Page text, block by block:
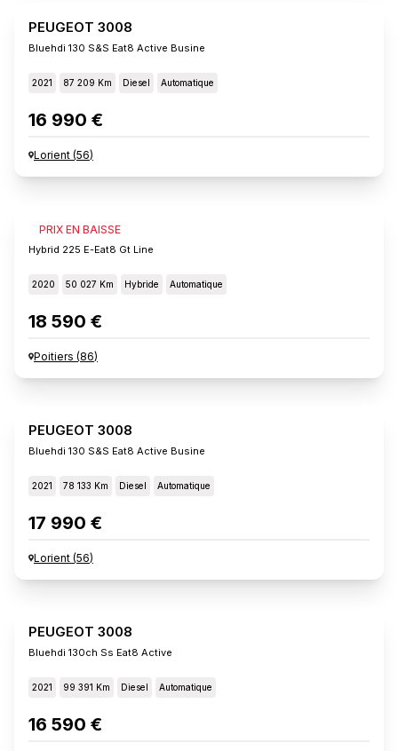
PEUGEOT 3008
Bluehdi 130 S&s Eat8 Active Busine
2021 87 209 Km Diesel Automatique
16 990 €
Lorient (56)
PRIX EN BAISSE
PEUGEOT 3008
Hybrid 225 E-Eat8 Gt Line
2020 50 027 Km Hybride Automatique
18 590 €
Poitiers (86)
PEUGEOT 3008
Bluehdi 130 S&s Eat8 Active Busine
2021 78 133 Km Diesel Automatique
17 990 €
Lorient (56)
PEUGEOT 3008
Bluehdi 130ch Ss Eat8 Active
2021 99 391 Km Diesel Automatique
16 590 €